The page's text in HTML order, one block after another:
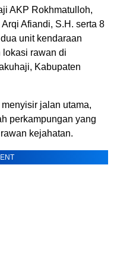
AKP Rokhmatulloh,
Afiandi, S.H. serta 8
unit kendaraan
lokasi rawan di
Kabupaten
jalan utama,
perkampungan yang
kejahatan.